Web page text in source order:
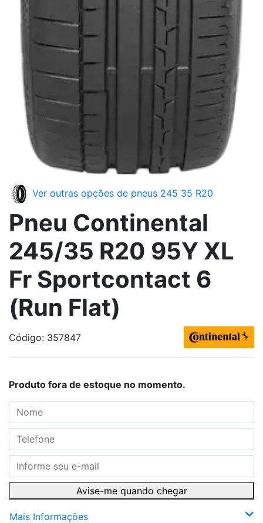
Ver outras opções de pneus 245 35 R20
Pneu Continental
245/35 R20 95Y XL
Fr Sportcontact 6
(Run Flat)
Código: 357847
Produto fora de estoque no momento.
Avise-me quando chegar
Mais Informações